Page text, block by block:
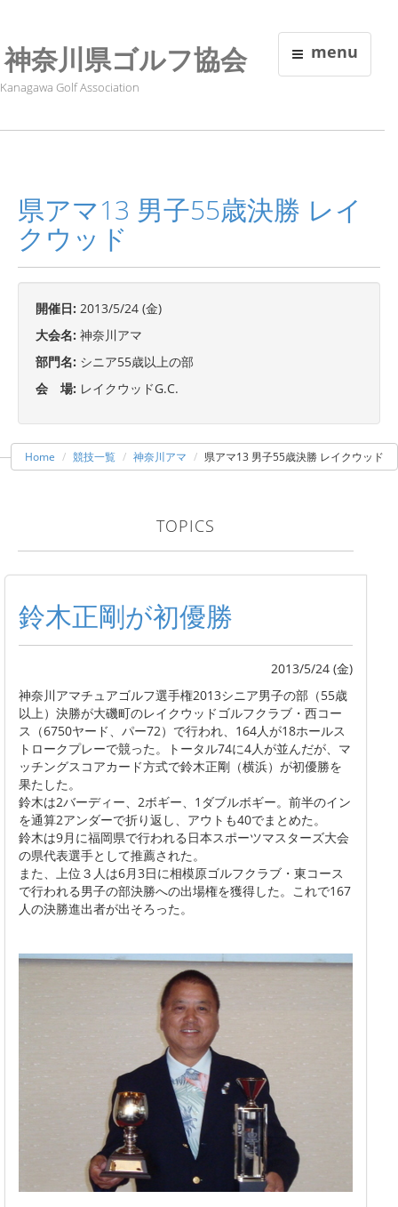
menu
神奈川県ゴルフ協会
Kanagawa Golf Association
県アマ13 男子55歳決勝 レイ
クウッド
開催日: 2013/5/24 (金)
大会名: 神奈川アマ
部門名: シニア55歳以上の部
会 場: レイクウッドG.C.
Home 競技一覧 神奈川アマ 県アマ13 男子55歳決勝 レイクウッド
TOPICS
鈴木正剛が初優勝
2013/5/24 (金)
神奈川アマチュアゴルフ選手権2013シニア男子の部（55歳
以上）決勝が大磯町のレイクウッドゴルフクラブ・西コー
ス（6750ヤード、パー72）で行われ、164人が18ホールス
トロークプレーで競った。トータル74に4人が並んだが、マ
ッチングスコアカード方式で鈴木正剛（横浜）が初優勝を
果たした。
鈴木は2バーディー、2ボギー、1ダブルボギー。前半のイン
を通算2アンダーで折り返し、アウトも40でまとめた。
鈴木は9月に福岡県で行われる日本スポーツマスターズ大会
の県代表選手として推薦された。
また、上位３人は6月3日に相模原ゴルフクラブ・東コース
で行われる男子の部決勝への出場権を獲得した。これで167
人の決勝進出者が出そろった。